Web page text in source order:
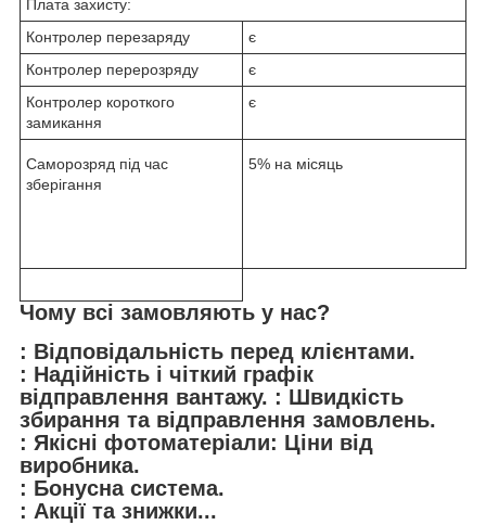
Плата захисту:
Контролер перезаряду
є
Контролер перерозряду
є
Контролер короткого
замикання
є
Саморозряд під час
зберігання
5% на місяць
Чому всі замовляють у нас?
: Відповідальність перед клієнтами.
: Надійність і чіткий графік
відправлення вантажу. : Швидкість
збирання та відправлення замовлень.
: Якісні фотоматеріали: Ціни від
виробника.
: Бонусна система.
: Акції та знижки...